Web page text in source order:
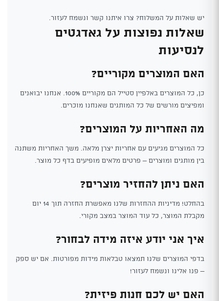
יש שאלות על המשלוח? צרו איתנו קשר ונשמח לעזור.
שאלות נפוצות על גאדגטים
לנסיעות
האם המוצרים מקוריים?
כן, כל המוצרים באלפיין סטייל הם מקוריים 100%. אנחנו יבואנים
ומפיצים מורשים של כל המותגים שאנחנו מוכרים.
מה האחריות על המוצרים?
כל המוצרים מגיעים עם אחריות יצרן מלאה. משך האחריות משתנה
בין מותגים ומוצרים – פרטים מלאים מופיעים בדף כל מוצר.
האם ניתן להחזיר מוצרים?
בהחלט! מדיניות ההחזרות שלנו מאפשרת החזרה תוך 14 יום
מקבלת המוצר, כל עוד המוצר במצב מקורי.
איך אני יודע איזה מידה לבחור?
בדפי המוצרים שלנו תמצאו טבלאות מידות מפורטות. אם יש ספק
– פנו אלינו ונשמח לעזור!
האם יש לכם חנות פיזית?